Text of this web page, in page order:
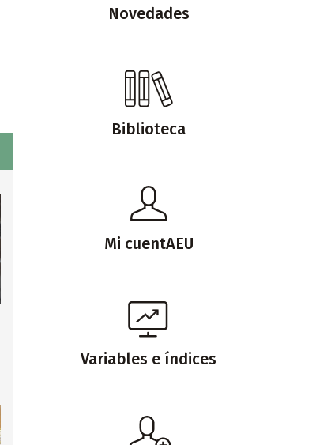
Novedades
Biblioteca
Mi cuentAEU
Variables e índices